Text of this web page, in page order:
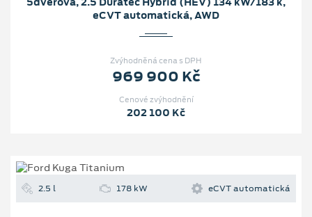
eCVT automatická, AWD
Zvýhodněná cena s DPH
969 900 Kč
Cenové zvýhodnění
202 100 Kč
2.5 l 178 kW eCVT automatická